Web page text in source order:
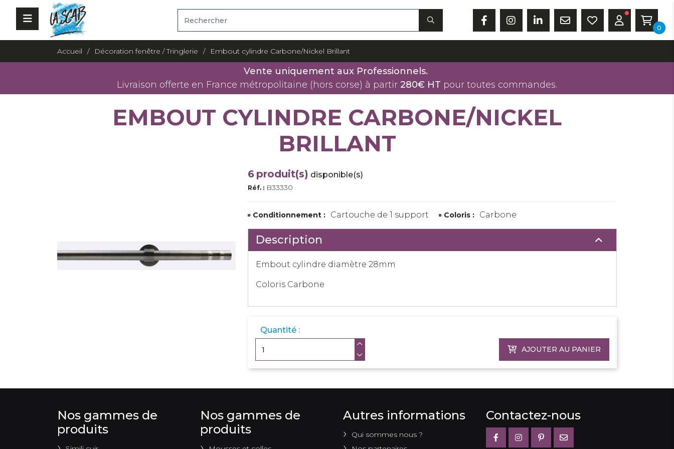
0
Accueil Décoration fenêtre / Tringlerie Embout cylindre Carbone/Nickel Brillant
Vente uniquement aux Professionnels.
Livraison offerte en France métropolitaine (hors corse) à partir 280€ HT pour toutes commandes.
EMBOUT CYLINDRE CARBONE/NICKEL
BRILLANT
6 produit(s) disponible(s)
Réf. : B33330
Conditionnement : Cartouche de 1 support Coloris : Carbone
Description
Embout cylindre diamètre 28mm
Coloris Carbone
Quantité :
AJOUTER AU PANIER
Nos gammes de
produits
Nos gammes de
produits
Autres informations
Qui sommes nous ?
Contactez-nous